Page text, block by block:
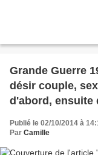
Grande Guerre
désir couple,
d'abord, ensuite
Publié le 02/10/2014 à
Par Camille